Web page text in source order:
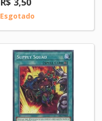
Esgotado